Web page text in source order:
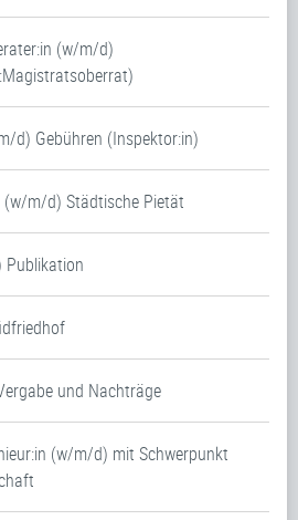
(w/m/d)
d) Gebühren (Inspektor:in)
m/d) Städtische Pietät
und Nachträge
(w/m/d) mit Schwerpunkt